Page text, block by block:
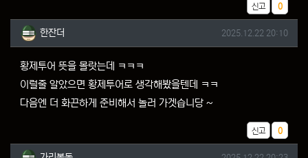
신고 추천
0
한잔더님의 댓글
한잔더 작성일
2025.12.22 20:10
황제투어 뜻을 몰랏는데 ㅋㅋㅋ
이럴줄 알았으면 황제투어로 생각해봤을텐데 ㅋㅋ
다음엔 더 화끈하게 준비해서 놀러 가겟습니당 ~
신고 추천
0
가리봉동님의 댓글